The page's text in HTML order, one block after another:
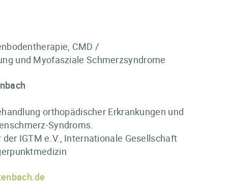
CMD /
und Myofasziale Schmerzsyndrome
orthopädischer Erkrankungen und
Syndroms.
IGTM e.V., Internationale Gesellschaft